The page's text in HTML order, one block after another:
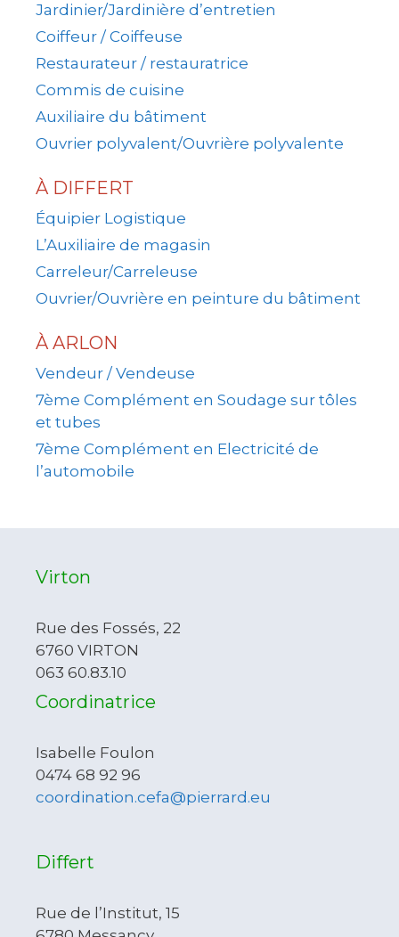
Jardinier/Jardinière d’entretien
Coiffeur / Coiffeuse
Restaurateur / restauratrice
Commis de cuisine
Auxiliaire du bâtiment
Ouvrier polyvalent/Ouvrière polyvalente
À DIFFERT
Équipier Logistique
L’Auxiliaire de magasin
Carreleur/Carreleuse
Ouvrier/Ouvrière en peinture du bâtiment
À ARLON
Vendeur / Vendeuse
7ème Complément en Soudage sur tôles
et tubes
7ème Complément en Electricité de
l’automobile
Virton
Rue des Fossés, 22
6760 VIRTON
063 60.83.10
Coordinatrice
Isabelle Foulon
0474 68 92 96
coordination.cefa@pierrard.eu
Differt
Rue de l’Institut, 15